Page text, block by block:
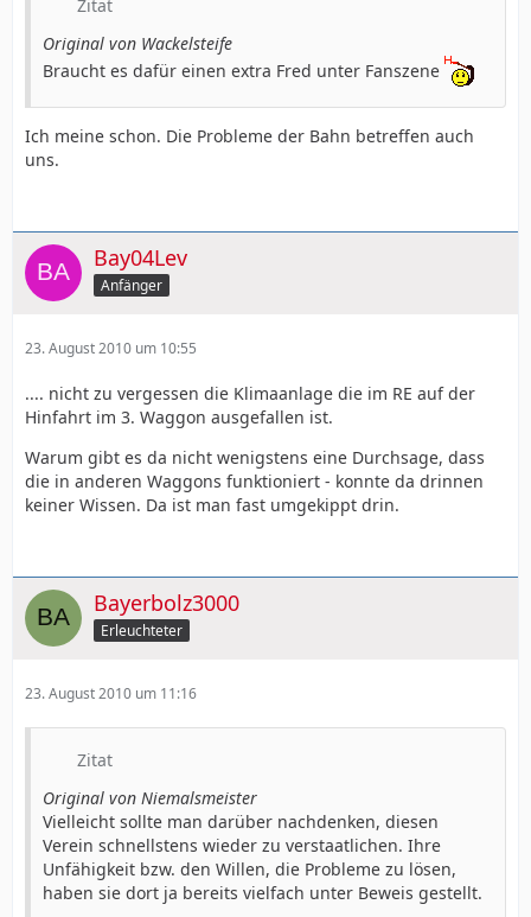
Zitat
Original von Wackelsteife
Braucht es dafür einen extra Fred unter Fanszene
Ich meine schon. Die Probleme der Bahn betreffen auch
uns.
Bay04Lev
Anfänger
23. August 2010 um 10:55
.... nicht zu vergessen die Klimaanlage die im RE auf der
Hinfahrt im 3. Waggon ausgefallen ist.
Warum gibt es da nicht wenigstens eine Durchsage, dass
die in anderen Waggons funktioniert - konnte da drinnen
keiner Wissen. Da ist man fast umgekippt drin.
Bayerbolz3000
Erleuchteter
23. August 2010 um 11:16
Zitat
Original von Niemalsmeister
Vielleicht sollte man darüber nachdenken, diesen
Verein schnellstens wieder zu verstaatlichen. Ihre
Unfähigkeit bzw. den Willen, die Probleme zu lösen,
haben sie dort ja bereits vielfach unter Beweis gestellt.